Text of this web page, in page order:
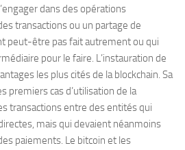
dans des opérations
transactions ou un partage de
peut-être pas fait autrement ou qui
pour le faire. L’instauration de
les plus cités de la blockchain. Sa
premiers cas d’utilisation de la
transactions entre des entités qui
mais qui devaient néanmoins
paiements. Le bitcoin et les